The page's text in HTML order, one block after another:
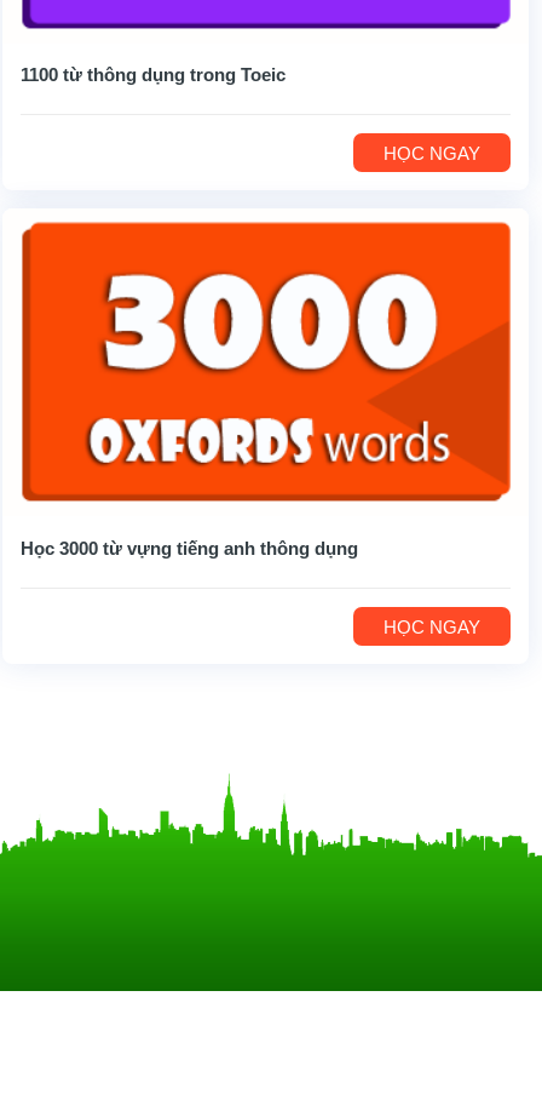
1100 từ thông dụng trong Toeic
HỌC NGAY
Học 3000 từ vựng tiếng anh thông dụng
HỌC NGAY